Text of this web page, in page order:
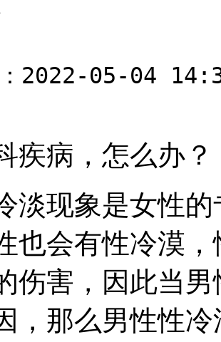
：2022-05-04
疾病，怎么办？
现象是女性的
也会有性冷漠
伤害，因此当
，那么男性性